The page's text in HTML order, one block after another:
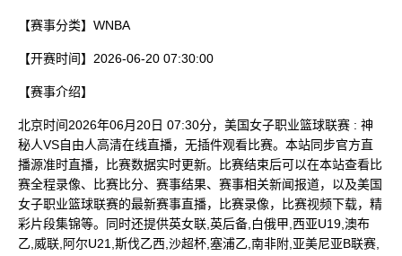
【赛事分类】 WNBA
【开赛时间】 2026-06-20 07:30:00
【赛事介绍】
北京时间2026年06月20日 07:30分，美国女子职业篮球联赛 : 神
秘人VS自由人高清在线直播，无插件观看比赛。本站同步官方直
播源准时直播，比赛数据实时更新。比赛结束后可以在本站查看比
赛全程录像、比赛比分、赛事结果、赛事相关新闻报道，以及美国
女子职业篮球联赛的最新赛事直播，比赛录像，比赛视频下载，精
彩片段集锦等。同时还提供英女联,英后备,白俄甲,西亚U19,澳布
乙,威联,阿尔U21,斯伐乙西,沙超杯,塞浦乙,南非附,亚美尼亚B联赛,